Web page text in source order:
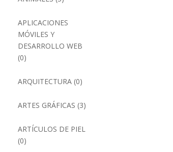
APLICACIONES
MÓVILES Y
DESARROLLO WEB
(0)
ARQUITECTURA (0)
ARTES GRÁFICAS (3)
ARTÍCULOS DE PIEL
(0)